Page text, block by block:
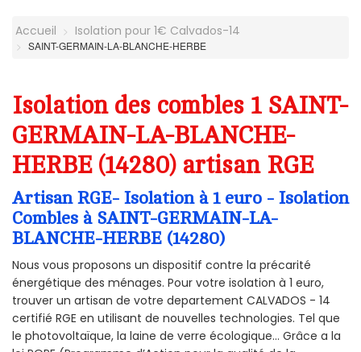
Accueil Isolation pour 1€ Calvados-14
SAINT-GERMAIN-LA-BLANCHE-HERBE
Isolation des combles 1 SAINT-
GERMAIN-LA-BLANCHE-
HERBE (14280) artisan RGE
Artisan RGE- Isolation à 1 euro - Isolation
Combles à SAINT-GERMAIN-LA-
BLANCHE-HERBE (14280)
Nous vous proposons un dispositif contre la précarité
énergétique des ménages. Pour votre isolation à 1 euro,
trouver un artisan de votre departement CALVADOS - 14
certifié RGE en utilisant de nouvelles technologies. Tel que
le photovoltaïque, la laine de verre écologique... Grâce a la